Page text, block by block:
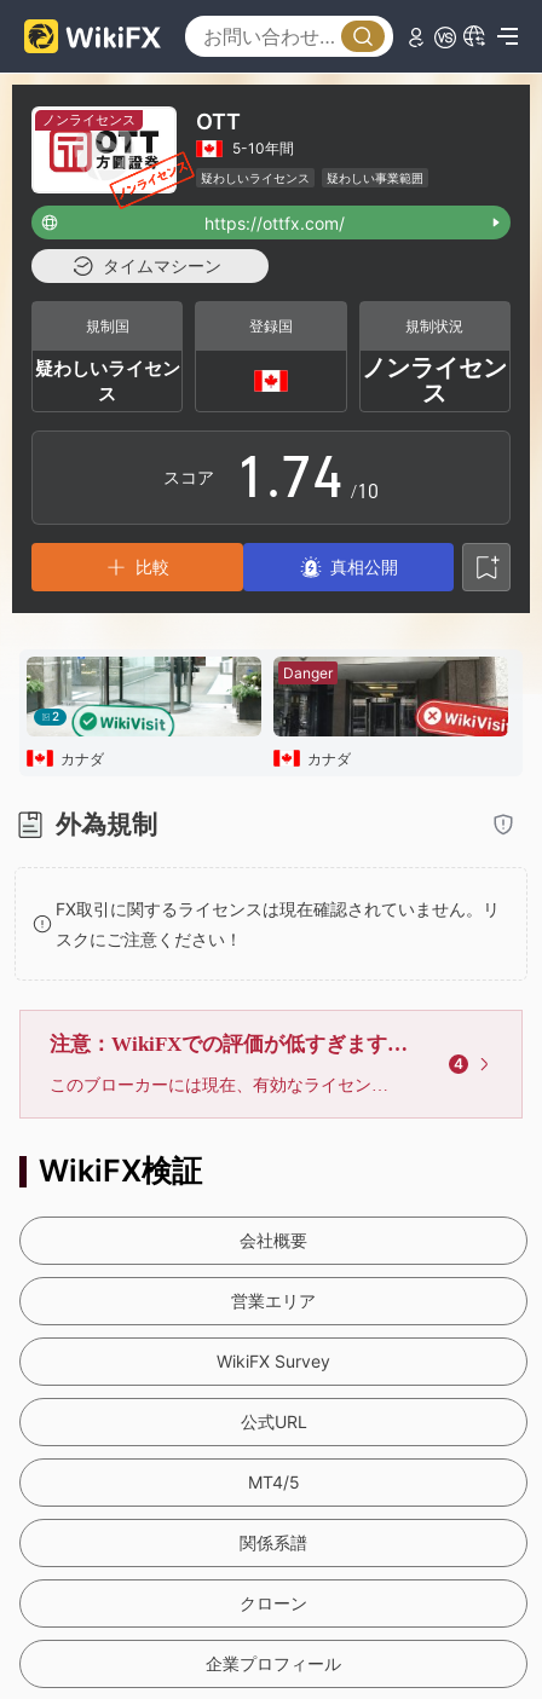
ノンライセンス OTT
5-10年間
疑わしいライセンス
疑わしい事業範囲
カナダデリバティブ取引ライセンス (EP)取消済み
ハイリスクレベル
https://ottfx.com/
タイムマシーン
規制国
疑わしいライセン
ス
登録国 規制状況
ノンライセン
ス
スコア
0
1
2
3
4
5
7
8
9
.
1
2
3
5
6
7
8
9
0
2
3
4
5
6
7
8
/10
比較 真相公開
2
カナダ
Danger
カナダ
外為規制
FX取引に関するライセンスは現在確認されていません。リ
スクにご注意ください！
注意：WikiFXでの評価が低すぎます、利用しないでください
このブローカーには現在、有効なライセンスが確認されていません。リスクにご注意下さい！
4
WikiFX検証
会社概要
営業エリア
WikiFX Survey
公式URL
MT4/5
関係系譜
クローン
企業プロフィール